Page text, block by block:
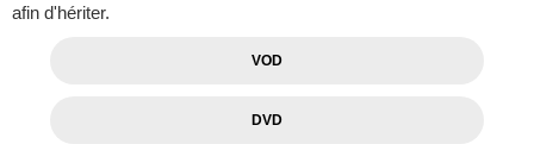
afin d'hériter.
VOD
DVD